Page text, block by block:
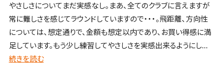
やさしさについてまだ実感なし。まあ、全てのクラブに言えますが
常に難しさを感じてラウンドしていますので・・・。飛距離、方向性
については、想定通りで、金額も想定以内であり、お買い得感に満
足しています。もう少し練習してやさしさを実感出来るようにした
いです！
続きを読む